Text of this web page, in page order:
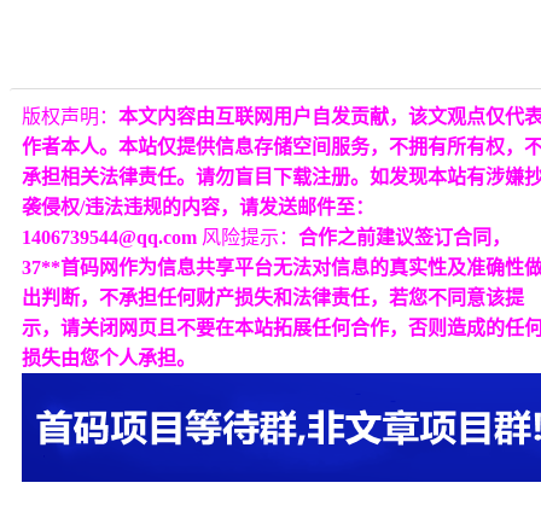
版权声明： 本文内容由互联网用户自发贡献，该文观点仅代
作者本人。本站仅提供信息存储空间服务，不拥有所有权，
承担相关法律责任。请勿盲目下载注册。如发现本站有涉嫌
袭侵权/违法违规的内容，请发送邮件至：
1406739544@qq.com 风险提示： 合作之前建议签订合同，
37**首码网作为信息共享平台无法对信息的真实性及准确性
出判断，不承担任何财产损失和法律责任，若您不同意该提
示，请关闭网页且不要在本站拓展任何合作，否则造成的任
损失由您个人承担。